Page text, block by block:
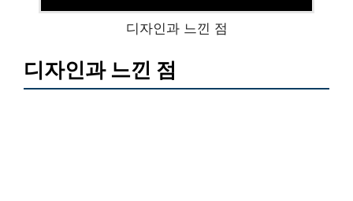
디자인과 느낀 점
디자인과 느낀 점